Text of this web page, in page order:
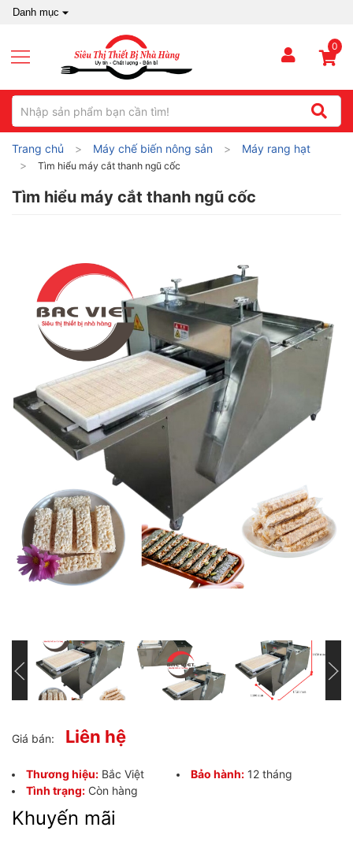
Danh mục
0
Trang chủ Máy chế biến nông sản Máy rang hạt
Tìm hiểu máy cắt thanh ngũ cốc
Tìm hiểu máy cắt thanh ngũ cốc
Giá bán: Liên hệ
Thương hiệu: Bắc Việt Bảo hành: 12 tháng
Tình trạng: Còn hàng
Khuyến mãi